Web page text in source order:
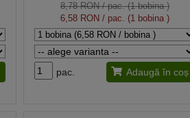
8,78 RON/ pac. (1 bobina )
6,58 RON / pac. (1 bobina )
pac. Adaugă în coș